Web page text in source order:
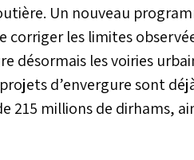
Un nouveau
corriger les limites
désormais les voiries
d’envergure sont
215 millions de dirhams,